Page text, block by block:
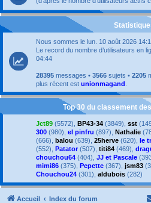
Nous sommes le lun. 10 août 2026
Le record du nombre d’utilisateurs en
04:44
28395 messages • 3566 sujets • 2205
plus récent est unionmagand
Top 30 du classement
Jct89 (5572), BP43-34 (3849), sst
300 (980), el pinfru (897), Nathalie
(666), balou (639), 25herve (620), le
(552), Patator (507), titi84 (469),
chouchou64 (404), JJ et Pascale
mimi86 (375), Pepette (367), jsm83
Chouchou24 (301), aldubois (282)
Accueil Index du forum